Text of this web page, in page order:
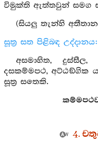
විමුක්ති ඇත්තවුන් සමග
(සියලු තැන්හි
සූත්‍ර සත පිළිබඳ උද්දානය:
අසමාහිත, දුස්සීල,
දසකම්මපථ, අට්ඨඞ්ගික
සූත්‍ර සතෙකි.
4.